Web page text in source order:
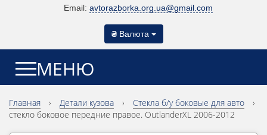
Email: avtorazborka.org.ua@gmail.com
₴ Валюта
МЕНЮ
Главная › Детали кузова › Cтекла б/у боковые для авто
›
стекло боковое передние правое. OutlanderXL 2006-2012